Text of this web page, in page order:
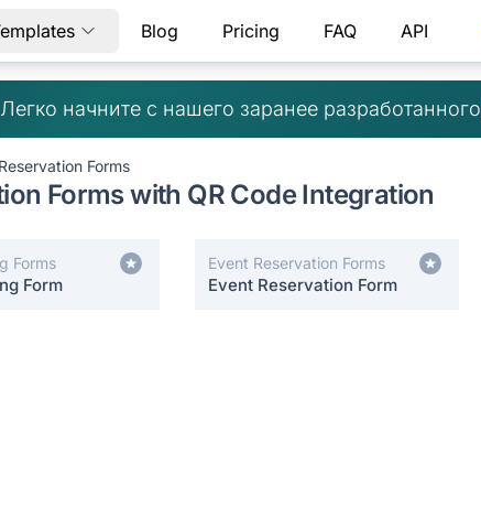
Blog Pricing FAQ API
Легко начните с нашего заранее разработанного
Reservation Forms
Forms with QR Code Integration
Forms
Form
Event Reservation Forms
Event Reservation Form